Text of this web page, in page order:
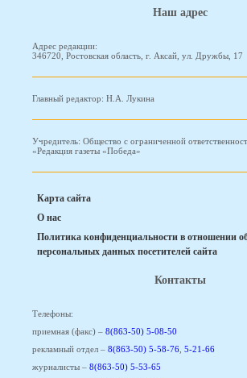
Наш адрес
Адрес редакции:
346720, Ростовская область, г. Аксай, ул. Дружбы, 17
Главный редактор: Н.А. Лукина
Учредитель: Общество с ограниченной
«Редакция газеты «Победа»
Карта сайта
О нас
Политика конфиденциальности в отношении
персональных данных посетителей сайта
Контакты
Телефоны:
приемная (факс) – 8(863-50) 5-08-50
рекламный отдел – 8(863-50) 5-58-76, 5-21-66
журналисты – 8(863-50) 5-53-65